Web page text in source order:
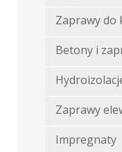
Zaprawy do
Betony i
Zaprawy
Impregnaty